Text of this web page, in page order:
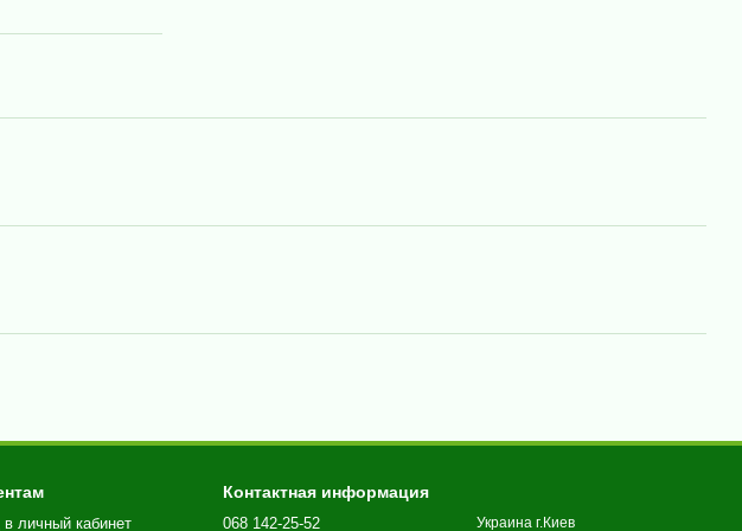
в личный кабинет
Контактная информация
068 142-25-52 Украина г.Киев